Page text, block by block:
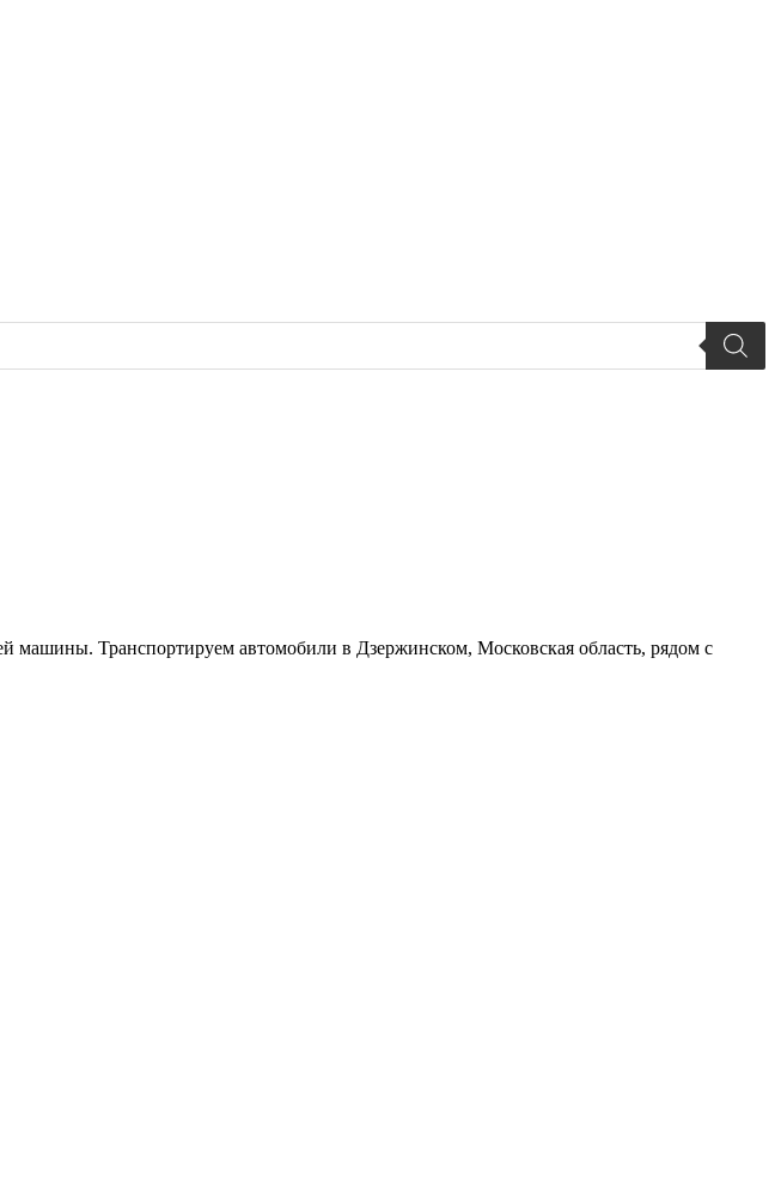
машины. Транспортируем автомобили в Дзержинском, Московская область, рядом с